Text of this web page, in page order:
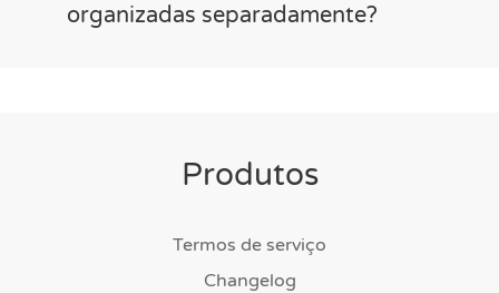
organizadas separadamente?
Produtos
Termos de serviço
Changelog